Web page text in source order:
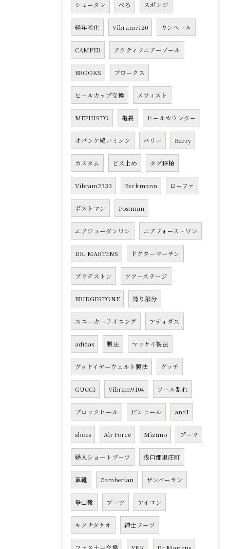
シュータン べろ スポンジ
経年劣化 Vibram7120 カンペール
CAMPER アクティブエアーソール
BROOKS ブロークス
ヒールカップ交換 メフィスト
MEPHISTO 亀裂 ヒールカウンター
オパンケ縫いミシン バリー Barry
カスタム ビス止め タグ移植
Vibram2333 Beckmann ローファ
ポストマン Postman
エアジョーダンワン エアフォース・ワン
DR. MARTENS ドクターマーチン
ブリヂストン ツアーステージ
BRIDGESTONE 滑り部分
スニーカーライニング アディダス
adidas 製法 マッケイ製法
グッドイヤーウェルト製法 グッチ
GUCCI Vibram9104 ソール割れ
ブロックヒール ピンヒール and1
shoes Air Force Mizuno プーマ
婦人ショートブーツ 浅口郡里庄町
革靴 Zamberlan ザンバーラン
登山靴 ブーツ アイコン
キクチタケオ 紳士ブーツ